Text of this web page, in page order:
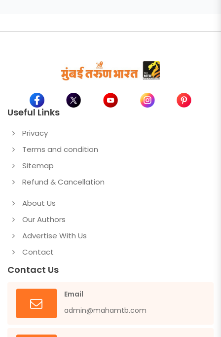
Useful Links
Privacy
Terms and condition
Sitemap
Refund & Cancellation
About Us
Our Authors
Advertise With Us
Contact
Contact Us
Email
admin@mahamtb.com